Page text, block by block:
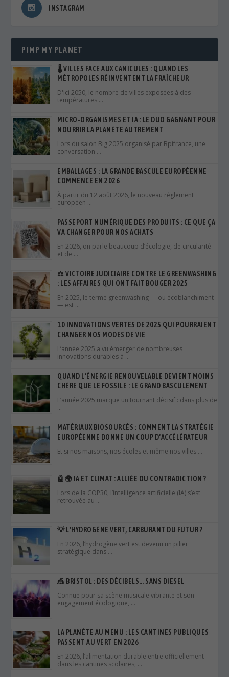
INSTAGRAM
PIMP MY PLANET
🌡️ VILLES FACE AUX CANICULES : QUAND LES
MÉTROPOLES RÉINVENTENT LA FRAÎCHEUR
D'ici 2050, le nombre de villes exposées à des
températures …
MICRO-ORGANISMES ET IA : LE DUO GAGNANT POUR
NOURRIR LA PLANÈTE AUTREMENT
Lors du salon Big 2025 organisé par Bpifrance, une
conversation …
EMBALLAGES : LA GRANDE BASCULE EUROPÉENNE
COMMENCE EN 2026
À partir du 12 août 2026, le nouveau règlement
européen …
PASSEPORT NUMÉRIQUE DES PRODUITS : CE QUE ÇA
VA CHANGER POUR NOS ACHATS
En 2026, on parle beaucoup d’écologie, de circularité
et de …
⚖️ VICTOIRE JUDICIAIRE CONTRE LE GREENWASHING
: LES AFFAIRES QUI ONT FAIT BOUGER 2025
En 2025, le terme greenwashing — ou écoblanchiment
— est …
10 INNOVATIONS VERTES DE 2025 QUI POURRAIENT
CHANGER NOS MODES DE VIE
L’année 2025 a vu émerger de nombreuses
innovations durables à …
QUAND L’ÉNERGIE RENOUVELABLE DEVIENT MOINS
CHÈRE QUE LE FOSSILE : LE GRAND BASCULEMENT
L’année 2025 marque un tournant décisif : dans plus de
…
MATÉRIAUX BIOSOURCÉS : COMMENT LA STRATÉGIE
EUROPÉENNE DONNE UN COUP D’ACCÉLÉRATEUR
Et si nos maisons, nos écoles et même nos villes …
🤖🌍 IA ET CLIMAT : ALLIÉE OU CONTRADICTION ?
Lors de la COP30, l’intelligence artificielle (IA) s’est
retrouvée au …
💡 L’HYDROGÈNE VERT, CARBURANT DU FUTUR ?
En 2026, l’hydrogène vert est devenu un pilier
stratégique dans …
🎪 BRISTOL : DES DÉCIBELS… SANS DIESEL
Connue pour sa scène musicale vibrante et son
engagement écologique, …
LA PLANÈTE AU MENU : LES CANTINES PUBLIQUES
PASSENT AU VERT EN 2026
En 2026, l’alimentation durable entre officiellement
dans les cantines scolaires, …